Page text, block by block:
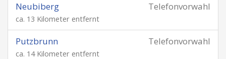
Telefonvorwahl
Neubiberg
ca. 13 Kilometer entfernt
Telefonvorwahl
Putzbrunn
ca. 14 Kilometer entfernt